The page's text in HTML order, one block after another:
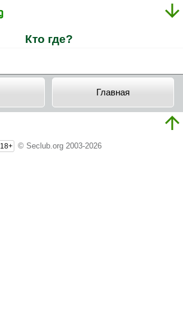
Кто где?
Главная
18+ © Seclub.org 2003-2026